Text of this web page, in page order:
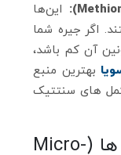
این‌ها
اگر جیره شما
آن کم باشد،
بهترین منبع
های سنتتیک
ج) مواد معدنی و ویتامین‌ ها (Micro-